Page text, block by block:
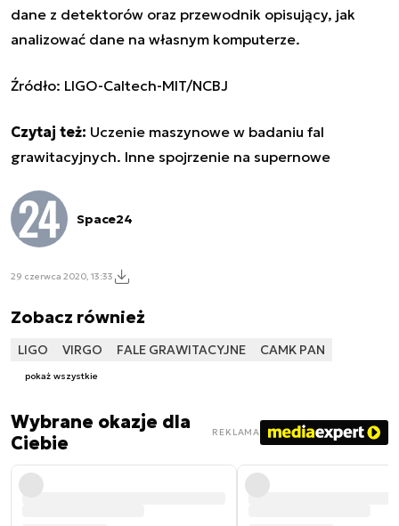
dane z detektorów oraz przewodnik opisujący, jak
analizować dane na własnym komputerze.
Źródło: LIGO-Caltech-MIT/NCBJ
Czytaj też: Uczenie maszynowe w badaniu fal
grawitacyjnych. Inne spojrzenie na supernowe
Space24
29 czerwca 2020, 13:33
Zobacz również
LIGO VIRGO FALE GRAWITACYJNE CAMK PAN
pokaż wszystkie
Wybrane okazje dla
Ciebie
REKLAMA